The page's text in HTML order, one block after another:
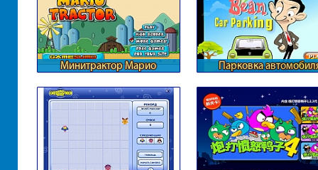
Минитрактор Марио
Парковка